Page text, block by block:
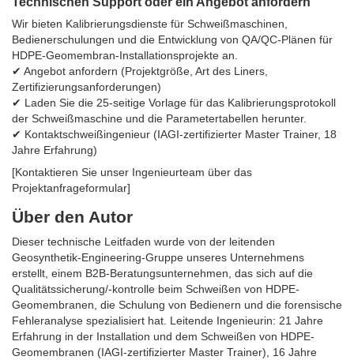
Wir bieten Kalibrierungsdienste für Schweißmaschinen,
Bedienerschulungen und die Entwicklung von QA/QC-Plänen für
HDPE-Geomembran-Installationsprojekte an.
✔ Angebot anfordern (Projektgröße, Art des Liners,
Zertifizierungsanforderungen)
✔ Laden Sie die 25-seitige Vorlage für das Kalibrierungsprotokoll
der Schweißmaschine und die Parametertabellen herunter.
✔ Kontaktschweißingenieur (IAGI-zertifizierter Master Trainer, 18
Jahre Erfahrung)
[Kontaktieren Sie unser Ingenieurteam über das
Projektanfrageformular]
Über den Autor
Dieser technische Leitfaden wurde von der leitenden
Geosynthetik-Engineering-Gruppe unseres Unternehmens
erstellt, einem B2B-Beratungsunternehmen, das sich auf die
Qualitätssicherung/-kontrolle beim Schweißen von HDPE-
Geomembranen, die Schulung von Bedienern und die forensische
Fehleranalyse spezialisiert hat. Leitende Ingenieurin: 21 Jahre
Erfahrung in der Installation und dem Schweißen von HDPE-
Geomembranen (IAGI-zertifizierter Master Trainer), 16 Jahre